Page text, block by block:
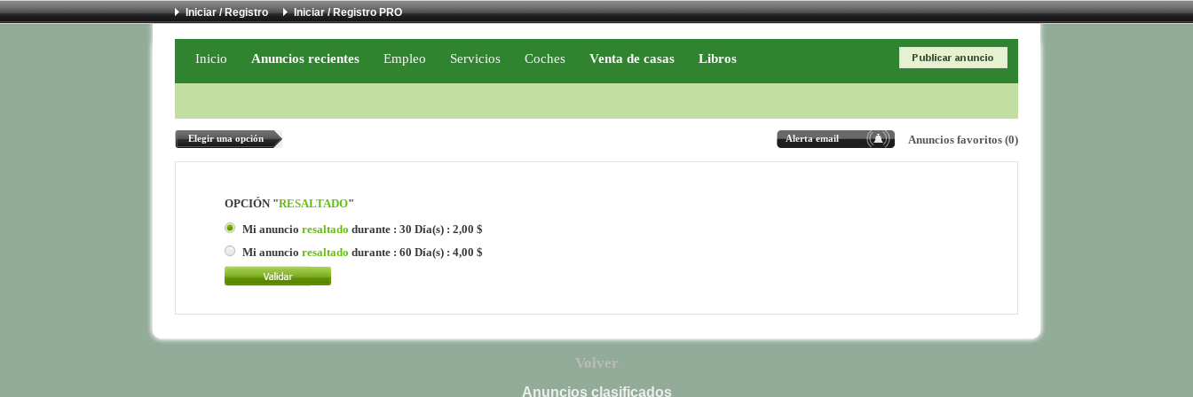
Iniciar / Registro Iniciar / Registro PRO
Inicio Anuncios recientes Empleo Servicios Coches Venta de casas Libros
Elegir una opción Alerta email Anuncios favoritos (0)
OPCIÓN "RESALTADO"
Mi anuncio resaltado durante : 30 Día(s) : 2,00 $
Mi anuncio resaltado durante : 60 Día(s) : 4,00 $
Volver
Anuncios clasificados